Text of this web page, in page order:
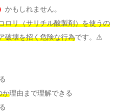
かもしれません。
ロリ（サリチル酸製剤）を使うの
破壊を招く危険な行為です。⚠️
か理由まで理解できる